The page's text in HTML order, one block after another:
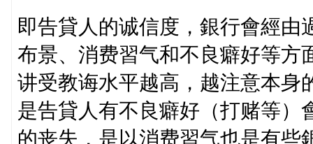
即告貸人的诚信度，銀行會經由
布景、消费習气和不良癖好等方
讲受教诲水平越高，越注意本身
是告貸人有不良癖好（打赌等）
的丧失，是以消费習气也是有些